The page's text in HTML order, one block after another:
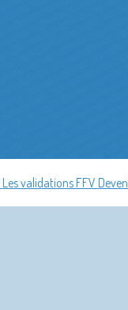
Les validations FFV